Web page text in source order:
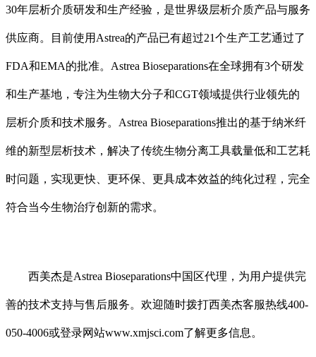
30年层析介质研发和生产经验，是世界级层析介质产品与服务
供应商。目前使用 Astrea的产品已有超过21个生产工艺通过了
FDA和EMA的批准。 Astrea Bioseparations在全球拥有3个研发
和生产基地，专注为生物大分子和CGT领域提供行业领先的
层析介质和技术服务。 Astrea Bioseparations推出的基于纳米纤
维的新型层析技术，解决了传统生物分离工具载量低和工艺耗
时问题，实现更快、更环保、更具成本效益的纯化过程，完全
符合当今生物治疗创新的需求。
西美杰是Astrea Bioseparations中国 区代理，为用户提供完
善的技术支持与售后服务。 欢迎 随时拨打西美杰客服热线400-
050-4006或登录网站www.xmjsci.com了解更多信息。